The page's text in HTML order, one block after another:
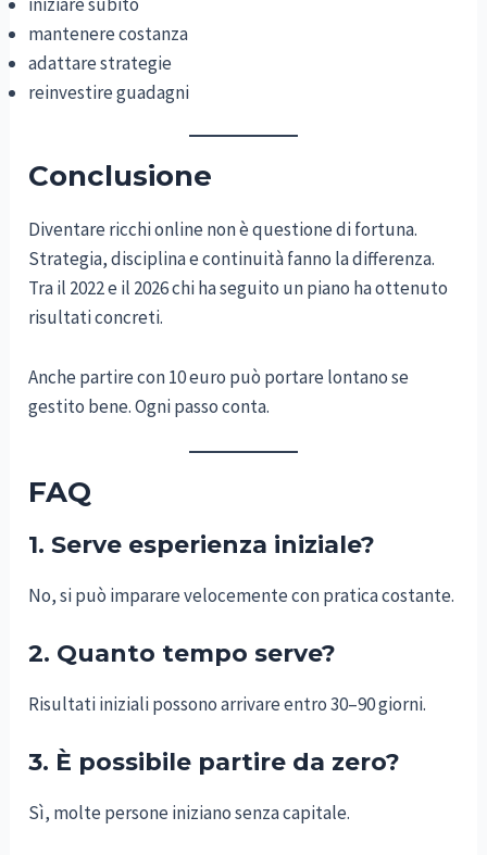
mantenere costanza
adattare strategie
reinvestire guadagni
Conclusione
Diventare ricchi online non è questione di fortuna.
Strategia, disciplina e continuità fanno la differenza.
Tra il 2022 e il 2026 chi ha seguito un piano ha ottenuto
risultati concreti.
Anche partire con 10 euro può portare lontano se
gestito bene. Ogni passo conta.
FAQ
1. Serve esperienza iniziale?
No, si può imparare velocemente con pratica costante.
2. Quanto tempo serve?
Risultati iniziali possono arrivare entro 30–90 giorni.
3. È possibile partire da zero?
Sì, molte persone iniziano senza capitale.